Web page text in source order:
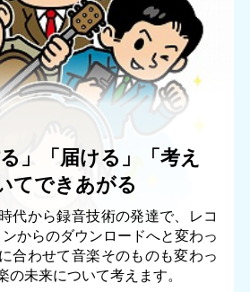
」「届ける」「考え
てできあがる
代から録音技術の発達で、レコ
からのダウンロードへと変わっ
合わせて音楽そのものも変わっ
の未来について考えます。